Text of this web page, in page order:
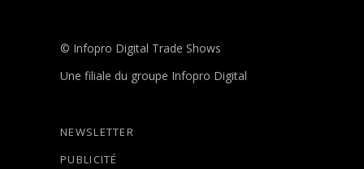
© Infopro Digital Trade Shows
Une filiale du groupe Infopro Digital
NEWSLETTER
PUBLICITÉ